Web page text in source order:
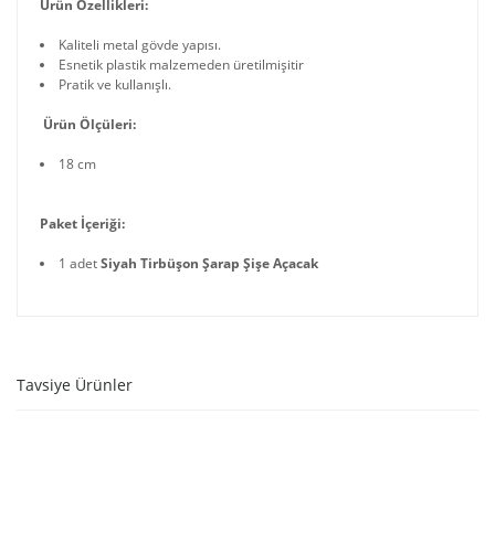
Ürün Özellikleri:
Kaliteli metal gövde yapısı.
Esnetik plastik malzemeden üretilmişitir
Pratik ve kullanışlı.
Ürün Ölçüleri:
18 cm
Paket İçeriği:
1 adetSiyah Tirbüşon Şarap Şişe Açacak
Tavsiye Ürünler